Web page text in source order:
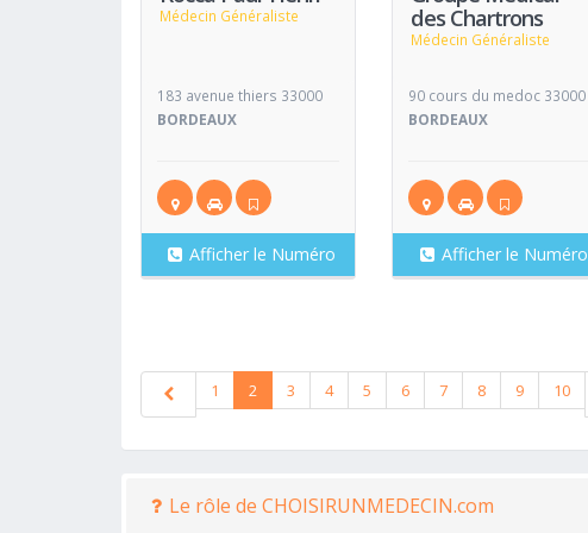
Médecin Généraliste
183 avenue thiers 33000
BORDEAUX
Afficher le Numéro
des Chartrons
Médecin Généraliste
90 cours du medoc 33000
BORDEAUX
Afficher le Numéro
1 2 3 4 5 6 7 8 9 10
Le rôle de CHOISIRUNMEDECIN.com